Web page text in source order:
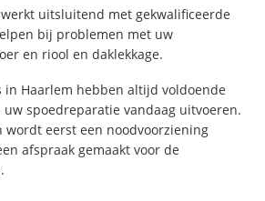
uitsluitend met gekwalificeerde
bij problemen met uw
en riool en daklekkage.
in Haarlem hebben altijd voldoende
spoedreparatie vandaag uitvoeren.
wordt eerst een noodvoorziening
afspraak gemaakt voor de